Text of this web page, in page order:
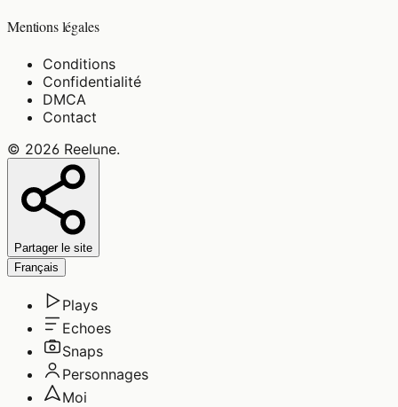
Mentions légales
Conditions
Confidentialité
DMCA
Contact
© 2026 Reelune.
Partager le site
Français
Plays
Echoes
Snaps
Personnages
Moi